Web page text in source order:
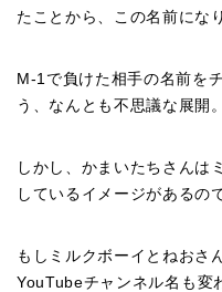
たことから、この名前にな
M-1で負けた相手の名前を
う、なんとも不思議な展開。
しかし、かまいたちさんは
しているイメージがあるの
もしミルクボーイとねおさ
YouTubeチャンネル名も変